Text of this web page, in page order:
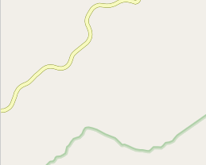
Unnamed Location
Category:electrical
Category:electrical